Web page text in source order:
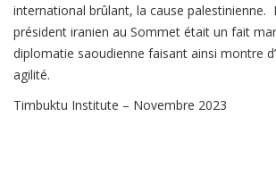
international brûlant, la cause palestinienne.
président iranien au Sommet était un fait
diplomatie saoudienne faisant ainsi montre
agilité.
Timbuktu Institute – Novembre 2023